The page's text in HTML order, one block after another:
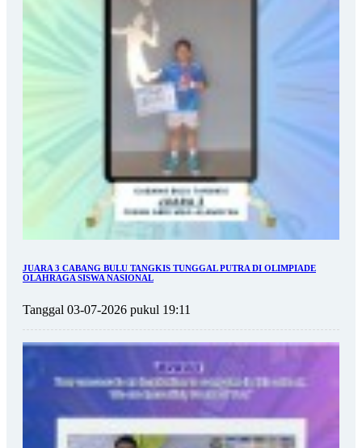
JUARA 3 CABANG BULU TANGKIS TUNGGAL PUTRA DI OLIMPIADE
OLAHRAGA SISWA NASIONAL
Tanggal 03-07-2026 pukul 19:11